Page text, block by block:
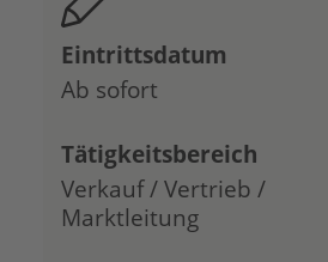
Eintrittsdatum
Ab sofort
Tätigkeitsbereich
Verkauf / Vertrieb /
Marktleitung